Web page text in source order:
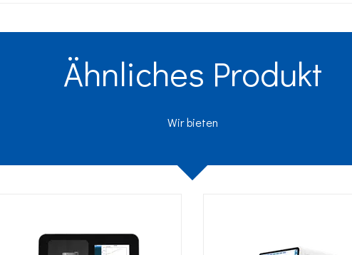
Ähnliches Produkt
Wir bieten